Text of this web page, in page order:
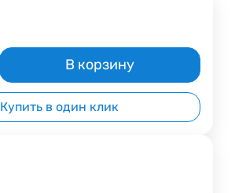
В корзину
Купить в один клик